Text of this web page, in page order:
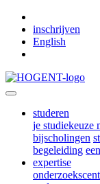
inschrijven
English
studeren
je studiekeuze
bijscholingen
begeleiding
expertise